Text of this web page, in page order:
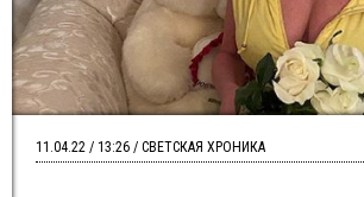
11.04.22 / 13:26 / СВЕТСКАЯ ХРОНИКА